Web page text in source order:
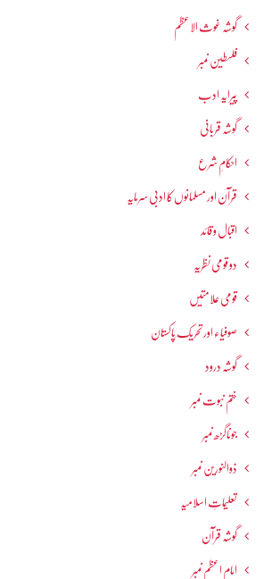
گوشہ غوث الاعظم
فلسطین نمبر
پیرایہ ادب
گوشہ قربانی
احکامِ شرع
قرآن اور مسلمانوں کا ادبی سرمایہ
اقبال و قائد
دو قومی نظریہ
قومی علامتیں
صوفیاء اور تحریک ِپاکستان
گوشہ درود
ختم نبوت نمبر
جوناگڑھ نمبر
ذوالنورین نمبر
تعلیماتِ اسلامیہ
گوشہ قرآن
امام اعظم نمبر